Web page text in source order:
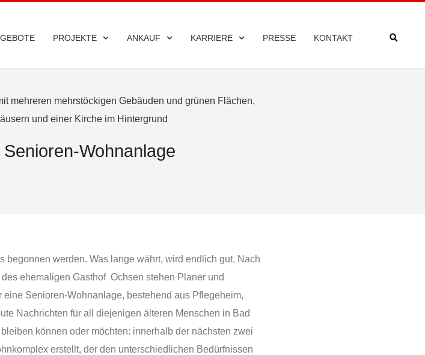
PROJEKTE ANKAUF KARRIERE PRESSE KONTAKT
Wohnanlage
begonnen werden. Was lange währt, wird endlich gut. Nach
ehemaligen Gasthof Ochsen stehen Planer und
Senioren-Wohnanlage, bestehend aus Pflegeheim,
Nachrichten für all diejenigen älteren Menschen in Bad
können oder möchten: innerhalb der nächsten zwei
erstellt, der den unterschiedlichen Bedürfnissen